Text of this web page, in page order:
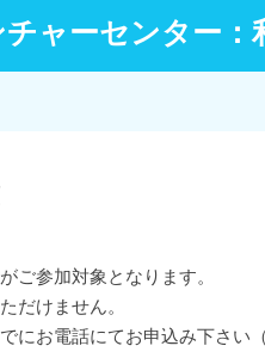
ャーセンター：
参加対象となります。
だけません。
にお電話にてお申込み下さい（